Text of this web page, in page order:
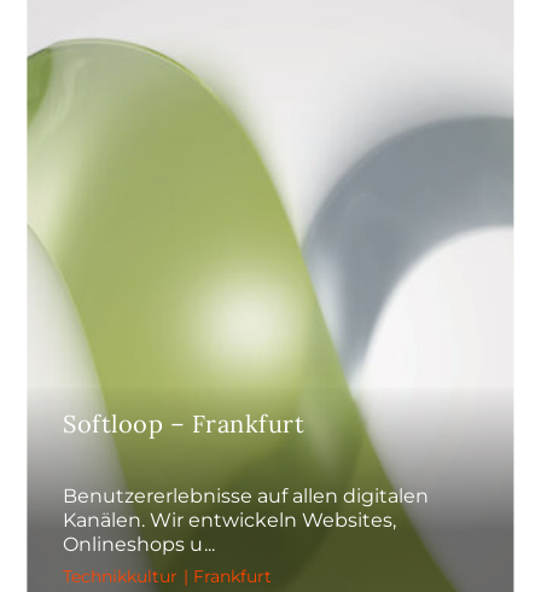
Softloop – Frankfurt
Benutzererlebnisse auf allen digitalen
Kanälen. Wir entwickeln Websites,
Onlineshops u
Technikkultur | Frankfurt